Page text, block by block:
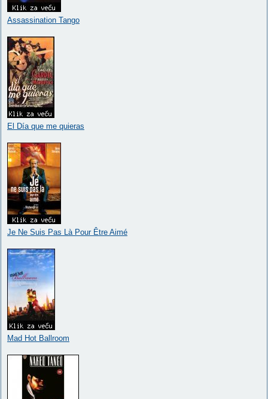
Assassination Tango
El Día que me quieras
Je Ne Suis Pas Là Pour Être Aimé
Mad Hot Ballroom